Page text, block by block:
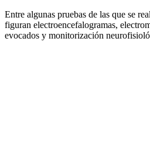
Entre algunas pruebas de las que se
figuran electroencefalogramas,
evocados y monitorización